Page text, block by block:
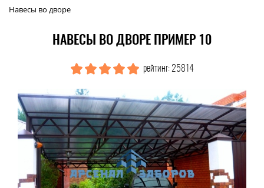
Навесы во дворе
НАВЕСЫ ВО ДВОРЕ ПРИМЕР 10
рейтинг: 25814